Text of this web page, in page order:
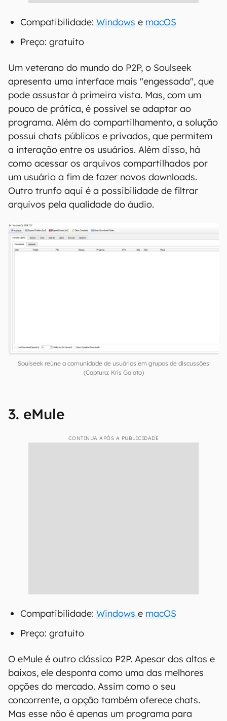
Compatibilidade: Windows e macOS
Preço: gratuito
Um veterano do mundo do P2P, o Soulseek
apresenta uma interface mais "engessada", que
pode assustar à primeira vista. Mas, com um
pouco de prática, é possível se adaptar ao
programa. Além do compartilhamento, a solução
possui chats públicos e privados, que permitem
a interação entre os usuários. Além disso, há
como acessar os arquivos compartilhados por
um usuário a fim de fazer novos downloads.
Outro trunfo aqui é a possibilidade de filtrar
arquivos pela qualidade do áudio.
Soulseek reúne a comunidade de usuários em grupos de discussões
(Captura: Kris Gaiato)
3. eMule
CONTINUA APÓS A PUBLICIDADE
Compatibilidade: Windows e macOS
Preço: gratuito
O eMule é outro clássico P2P. Apesar dos altos e
baixos, ele desponta como uma das melhores
opções do mercado. Assim como o seu
concorrente, a opção também oferece chats.
Mas esse não é apenas um programa para